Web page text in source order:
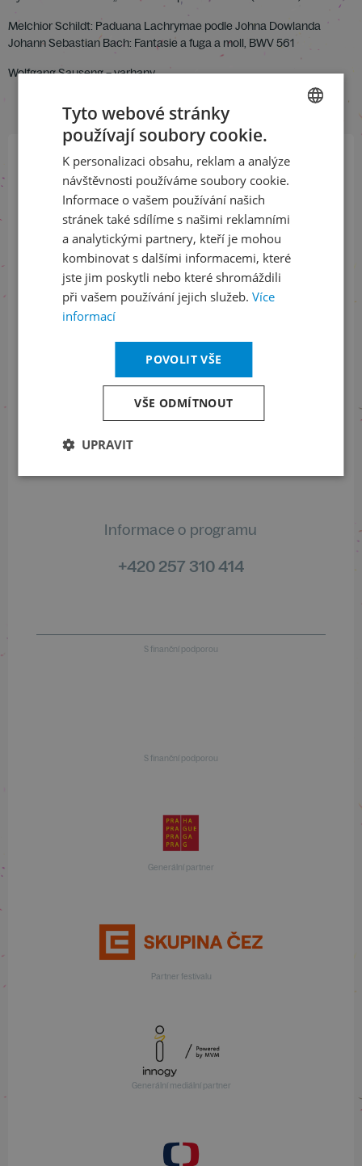
Melchior Schildt: Paduana Lachrymae podle Johna Dowlanda
Johann Sebastian Bach: Fantasie a fuga a moll, BWV 561
Wolfgang Sauseng – varhany
Přihlaste se k našemu newsletteru
a buďte jako první v obraze
ODEBÍRAT NEWSLETTER
Sledujte nás na sociálních sítích
LinkedIn
Informace o stavu objednávek
Informace o programu
+420 257 310 414
S finanční podporou
S finanční podporou
Generální partner
Partner festivalu
Generální mediální partner
ENGLISH
Tyto webové stránky
používají soubory cookie.
K personalizaci obsahu, reklam a analýze
návštěvnosti používáme soubory cookie.
Informace o vašem používání našich
stránek také sdílíme s našimi reklamními
a analytickými partnery, kteří je mohou
kombinovat s dalšími informacemi, které
jste jim poskytli nebo které shromáždili
při vašem používání jejich služeb. Více
informací
POVOLIT VŠE
VŠE ODMÍTNOUT
UPRAVIT